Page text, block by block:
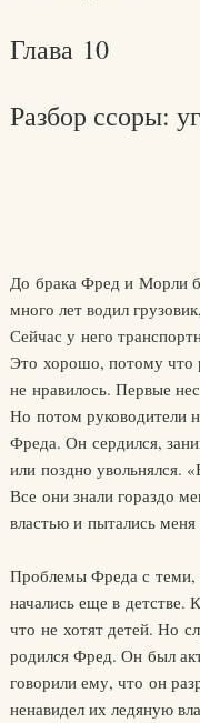
Глава 10
Разбор ссоры:
До брака Фред и Морли
много лет водил
Сейчас у него
Это хорошо, потому что
не нравилось. Первые
Но потом руководители
Фреда. Он сердился,
или поздно увольнялся.
Все они знали гораздо
властью и пытались
Проблемы Фреда с теми,
начались еще в детстве.
что не хотят детей. Но
родился Фред. Он был
говорили ему, что он
ненавидел их ледяную